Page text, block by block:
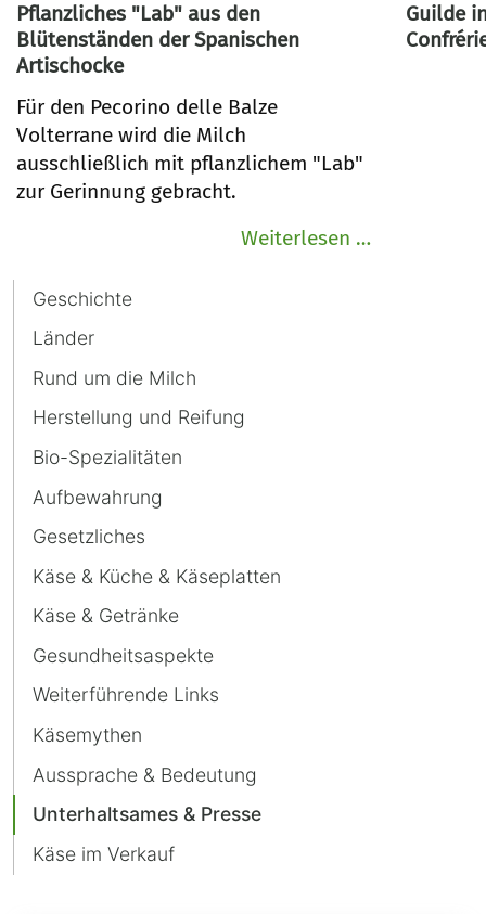
Pflanzliches "Lab" aus den
Blütenständen der Spanischen
Artischocke
Für den Pecorino delle Balze
Volterrane wird die Milch
ausschließlich mit pflanzlichem "Lab"
zur Gerinnung gebracht.
Weiterlesen …Pflanzliches
Guilde
Navigation
Geschichte
Länder
Rund um die Milch
Herstellung und Reifung
Bio-Spezialitäten
Aufbewahrung
Gesetzliches
Käse & Küche & Käseplatten
Käse & Getränke
Gesundheitsaspekte
Weiterführende Links
Käsemythen
Aussprache & Bedeutung
Unterhaltsames & Presse
Käse im Verkauf